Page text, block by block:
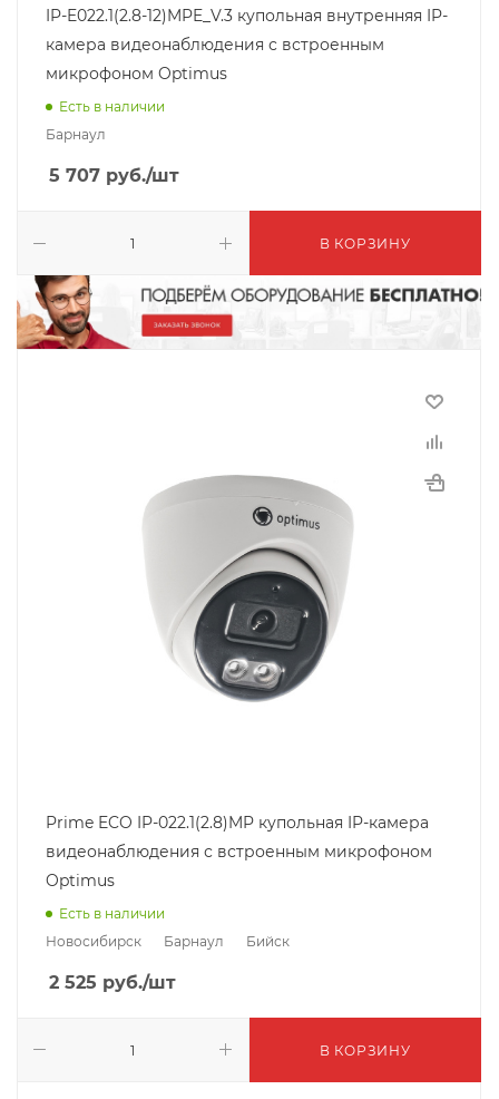
IP-E022.1(2.8-12)MPE_V.3 купольная внутренняя IP-
камера видеонаблюдения с встроенным
микрофоном Optimus
Есть в наличии
Барнаул
5 707 руб./шт
В КОРЗИНУ
Prime ECO IP-022.1(2.8)MP купольная IP-камера
видеонаблюдения с встроенным микрофоном
Optimus
Есть в наличии
Новосибирск
Барнаул Бийск
2 525 руб./шт
В КОРЗИНУ